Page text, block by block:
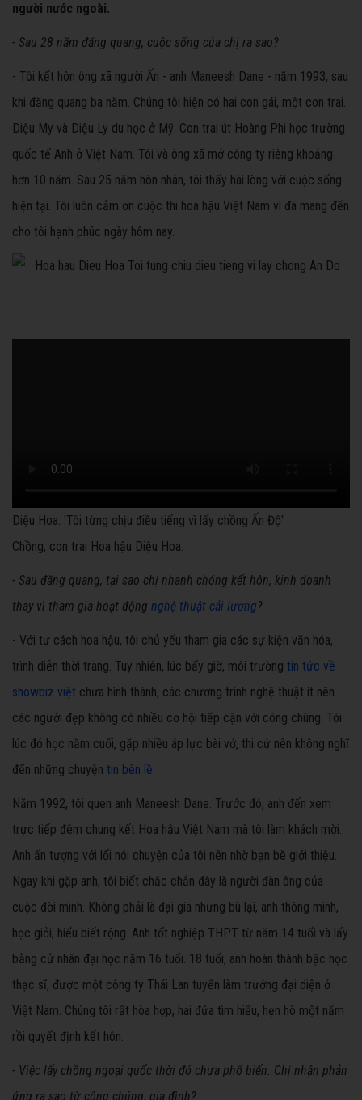
người nước ngoài.
- Sau 28 năm đăng quang, cuộc sống của chị ra sao?
- Tôi kết hôn ông xã người Ấn - anh Maneesh Dane - năm 1993, sau
khi đăng quang ba năm. Chúng tôi hiện có hai con gái, một con trai.
Diệu My và Diệu Ly du học ở Mỹ. Con trai út Hoàng Phi học trường
quốc tế Anh ở Việt Nam. Tôi và ông xã mở công ty riêng khoảng
hơn 10 năm. Sau 25 năm hôn nhân, tôi thấy hài lòng với cuộc sống
hiện tại. Tôi luôn cảm ơn cuộc thi hoa hậu Việt Nam vì đã mang đến
cho tôi hạnh phúc ngày hôm nay.
Diệu Hoa: 'Tôi từng chịu điều tiếng vì lấy chồng Ấn Độ'
Chồng, con trai Hoa hậu Diệu Hoa.
- Sau đăng quang, tại sao chị nhanh chóng kết hôn, kinh doanh
thay vì tham gia hoạt động nghệ thuật cải lương?
- Với tư cách hoa hậu, tôi chủ yếu tham gia các sự kiện văn hóa,
trình diễn thời trang. Tuy nhiên, lúc bấy giờ, môi trường tin tức về
showbiz việt chưa hình thành, các chương trình nghệ thuật ít nên
các người đẹp không có nhiều cơ hội tiếp cận với công chúng. Tôi
lúc đó học năm cuối, gặp nhiều áp lực bài vở, thi cử nên không nghĩ
đến những chuyện tin bên lề.
Năm 1992, tôi quen anh Maneesh Dane. Trước đó, anh đến xem
trực tiếp đêm chung kết Hoa hậu Việt Nam mà tôi làm khách mời.
Anh ấn tượng với lối nói chuyện của tôi nên nhờ bạn bè giới thiệu.
Ngay khi gặp anh, tôi biết chắc chắn đây là người đàn ông của
cuộc đời mình. Không phải là đại gia nhưng bù lại, anh thông minh,
học giỏi, hiểu biết rộng. Anh tốt nghiệp THPT từ năm 14 tuổi và lấy
bằng cử nhân đại học năm 16 tuổi. 18 tuổi, anh hoàn thành bậc học
thạc sĩ, được một công ty Thái Lan tuyển làm trưởng đại diện ở
Việt Nam. Chúng tôi rất hòa hợp, hai đứa tìm hiểu, hẹn hò một năm
rồi quyết định kết hôn.
- Việc lấy chồng ngoại quốc thời đó chưa phổ biến. Chị nhận phản
ứng ra sao từ công chúng, gia đình?